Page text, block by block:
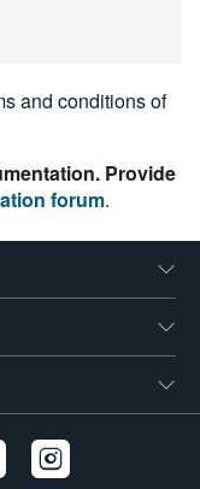
and conditions of
Provide
forum.